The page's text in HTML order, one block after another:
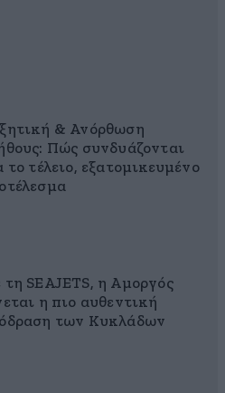
& Ανόρθωση
Πώς συνδυάζονται
το τέλειο, εξατομικευμένο
SEAJETS, η Αμοργός
η πιο αυθεντική
των Κυκλάδων